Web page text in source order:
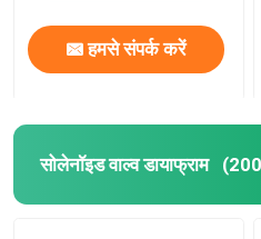
हमसे संपर्क करें
सोलेनॉइड वाल्व डायाफ्राम